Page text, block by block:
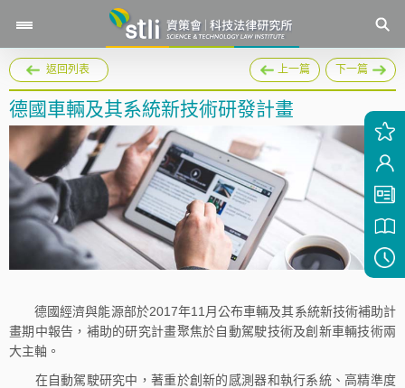
返回列表 上一篇 下一篇
德國車輛及其系統新技術研發計畫
德國經濟與能源部於2017年11月公布車輛及其系統新技術補助計
畫期中報告，補助的研究計畫聚焦於自動駕駛技術及創新車輛技術兩
大主軸。
在自動駕駛研究中，著重於創新的感測器和執行系統、高精準度